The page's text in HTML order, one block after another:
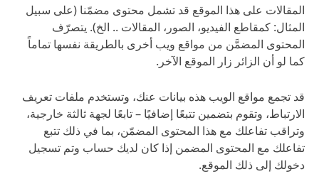
المقالات على هذا الموقع قد تشمل محتوى مضمّنا (على سبيل
المثال: كمقاطع الفيديو، الصور، المقالات .. الخ). يتصرّف
المحتوى المضمَّن من مواقع ويب أخرى بالطريقة نفسها تماماً
كما لو أن الزائر زار الموقع الآخر.
قد تجمع مواقع الويب هذه بيانات عنك، وتستخدم ملفات تعريف
الارتباط، وتقوم بتضمين تتبعًا إضافيًا – تابعًا لجهة ثالثة خارجية،
وتراقب تفاعلك مع هذا المحتوى المضمّن، بما في ذلك تتبع
تفاعلك مع المحتوى المضمن إذا كان لديك حساب وتم تسجيل
دخولك إلى ذلك الموقع.